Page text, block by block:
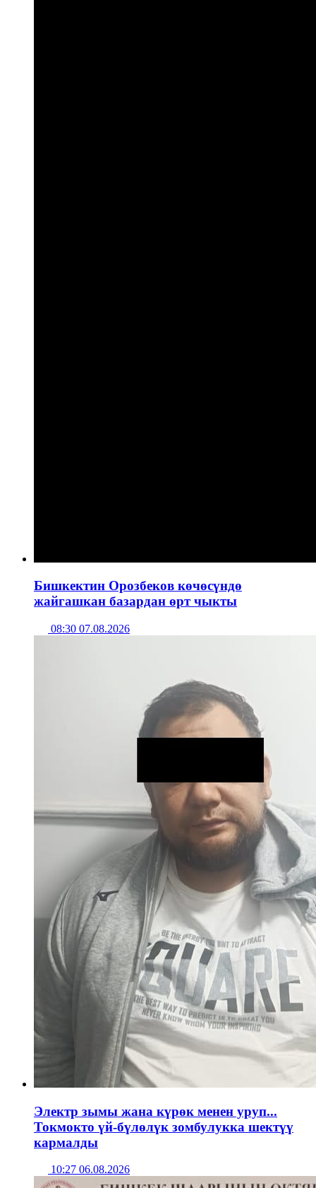
Бишкектин Орозбеков көчөсүндө
жайгашкан базардан өрт чыкты
08:30 07.08.2026
Электр зымы жана күрөк менен уруп...
Токмокто үй-бүлөлүк зомбулукка шектүү
кармалды
10:27 06.08.2026